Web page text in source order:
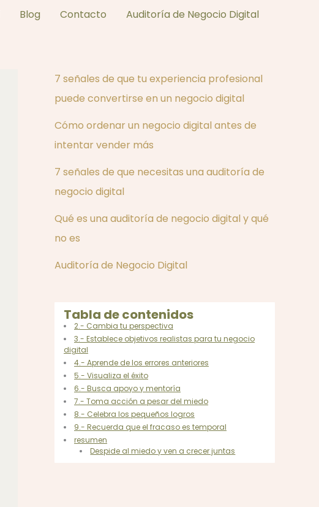
Blog Contacto Auditoría de Negocio Digital
7 señales de que tu experiencia profesional
puede convertirse en un negocio digital
Cómo ordenar un negocio digital antes de
intentar vender más
7 señales de que necesitas una auditoría de
negocio digital
Qué es una auditoría de negocio digital y qué
no es
Auditoría de Negocio Digital
Tabla de contenidos
2.- Cambia tu perspectiva
3.- Establece objetivos realistas para tu negocio
digital
4.- Aprende de los errores anteriores
5.- Visualiza el éxito
6.- Busca apoyo y mentoría
7.- Toma acción a pesar del miedo
8.- Celebra los pequeños logros
9.- Recuerda que el fracaso es temporal
resumen
Despide al miedo y ven a crecer juntas